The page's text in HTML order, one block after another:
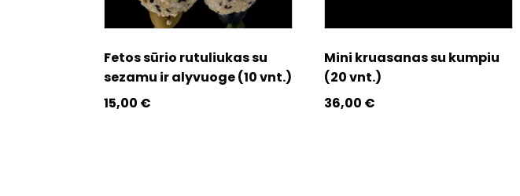
Fetos sūrio rutuliukas su
sezamu ir alyvuoge (10 vnt.)
15,00 €
Mini kruasanas su kumpiu
(20 vnt.)
36,00 €